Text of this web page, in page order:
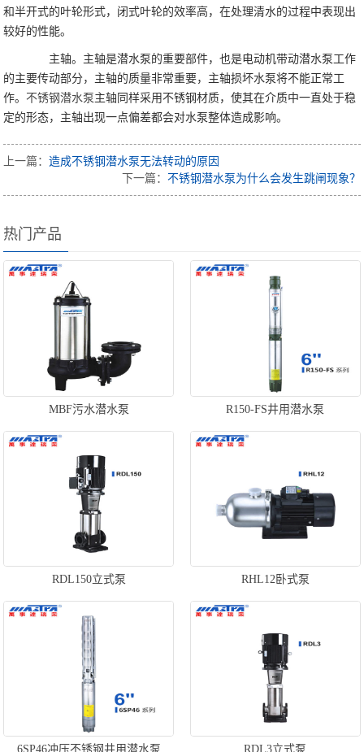
和半开式的叶轮形式，闭式叶轮的效率高，在处理清水的过程中表现出
较好的性能。
主轴。主轴是潜水泵的重要部件，也是电动机带动潜水泵工作
的主要传动部分，主轴的质量非常重要，主轴损坏水泵将不能正常工
作。 不锈钢潜水泵 主轴同样采用不锈钢材质，使其在介质中一直处于稳
定的形态，主轴出现一点偏差都会对水泵整体造成影响。
上一篇：造成不锈钢潜水泵无法转动的原因
下一篇： 不锈钢潜水泵为什么会发生跳闸现象？
热门产品
MBF污水潜水泵 R150-FS井用潜水泵
RDL150立式泵 RHL12卧式泵
6SP46冲压不锈钢井用潜水泵 RDL3立式泵